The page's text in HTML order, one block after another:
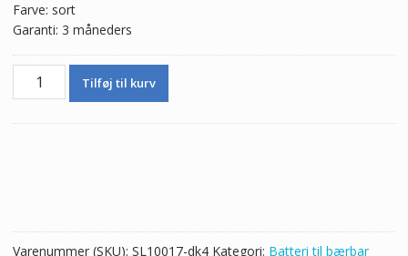
Farve: sort
Garanti: 3 måneders
Ægte
Tilføj til kurv
Varenummer (SKU): SL10017-dk4 Kategori: Batteri til bærbar